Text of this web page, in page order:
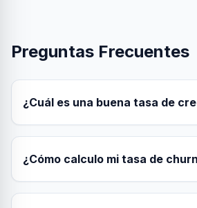
Preguntas Frecuentes
¿Cuál es una buena tasa de
¿Cómo calculo mi tasa de